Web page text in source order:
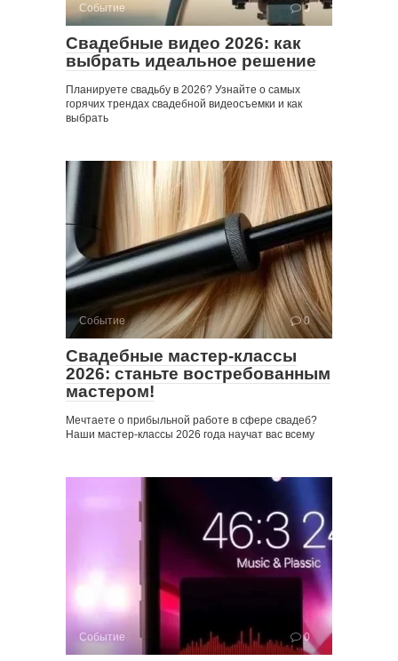
Событие 0
Свадебные видео 2026: как
выбрать идеальное решение
Планируете свадьбу в 2026? Узнайте о самых
горячих трендах свадебной видеосъемки и как
выбрать
Событие 0
Свадебные мастер-классы
2026: станьте востребованным
мастером!
Мечтаете о прибыльной работе в сфере свадеб?
Наши мастер-классы 2026 года научат вас всему
Событие 0